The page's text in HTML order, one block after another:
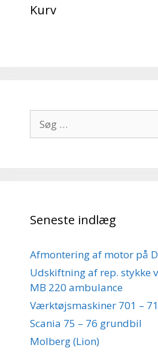
Kurv
efter:
Seneste indlæg
Afmontering af motor på
Udskiftning af rep. stykke
MB 220 ambulance
Værktøjsmaskiner 701 –
Scania 75 – 76 grundbil
Molberg (Lion)